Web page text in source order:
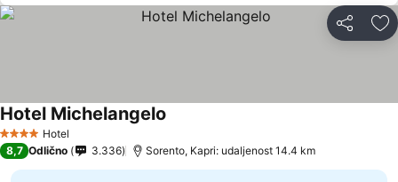
Deli
4 ZvezdiceHotel
Hotel Michelangelo
8,7 Odlično 3.336 Sorento, Kapri: udaljenost 14.4 km